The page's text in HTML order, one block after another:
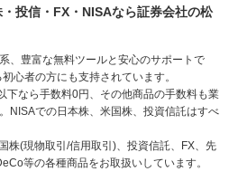
投信・FX・NISAなら証券会社の松
、豊富な無料ツールと安心のサポートで
心者の方にも支持されています。
下なら手数料0円、その他商品の手数料も業
NISAでの日本株、米国株、投資信託はすべ
株(現物取引/信用取引)、投資信託、FX、先
等の各種商品をお取扱いしています。